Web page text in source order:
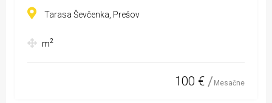
Tarasa Ševčenka, Prešov
m2
100 € Mesačne